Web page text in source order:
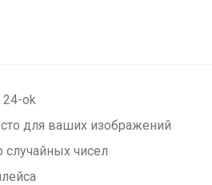
24-ok
для ваших изображений
чисел